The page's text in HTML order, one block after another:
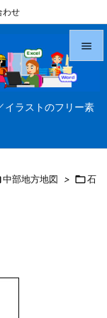
イラストのフリー素




わせ
中部地方地図 > 石